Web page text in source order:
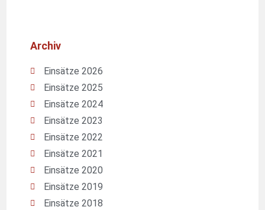
Archiv
Einsätze 2026
Einsätze 2025
Einsätze 2024
Einsätze 2023
Einsätze 2022
Einsätze 2021
Einsätze 2020
Einsätze 2019
Einsätze 2018